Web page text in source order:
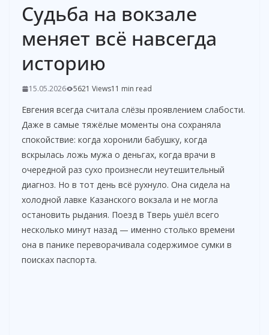
Судьба на вокзале
меняет всё навсегда
историю
15.05.2026 5621 Views11 min read
Евгения всегда считала слёзы проявлением слабости.
Даже в самые тяжёлые моменты она сохраняла
спокойствие: когда хоронили бабушку, когда
вскрылась ложь мужа о деньгах, когда врачи в
очередной раз сухо произнесли неутешительный
диагноз. Но в тот день всё рухнуло. Она сидела на
холодной лавке Казанского вокзала и не могла
остановить рыдания. Поезд в Тверь ушёл всего
несколько минут назад — именно столько времени
она в панике переворачивала содержимое сумки в
поисках паспорта.